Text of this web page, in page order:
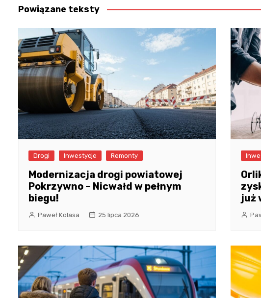
Powiązane teksty
Drogi Inwestycje Remonty
Modernizacja drogi powiatowej
Pokrzywno – Nicwałd w pełnym
biegu!
Paweł Kolasa 25 lipca 2026
już